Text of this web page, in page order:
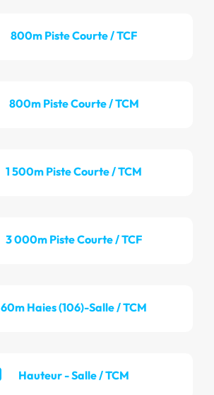
800m Piste Courte / TCF
800m Piste Courte / TCM
1 500m Piste Courte / TCM
3 000m Piste Courte / TCF
60m Haies (106)-Salle / TCM
Hauteur - Salle / TCM